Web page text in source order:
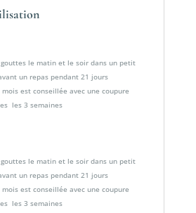
le matin et le soir dans un petit
un repas pendant 21 jours
est conseillée avec une coupure
les 3 semaines
le matin et le soir dans un petit
un repas pendant 21 jours
est conseillée avec une coupure
les 3 semaines